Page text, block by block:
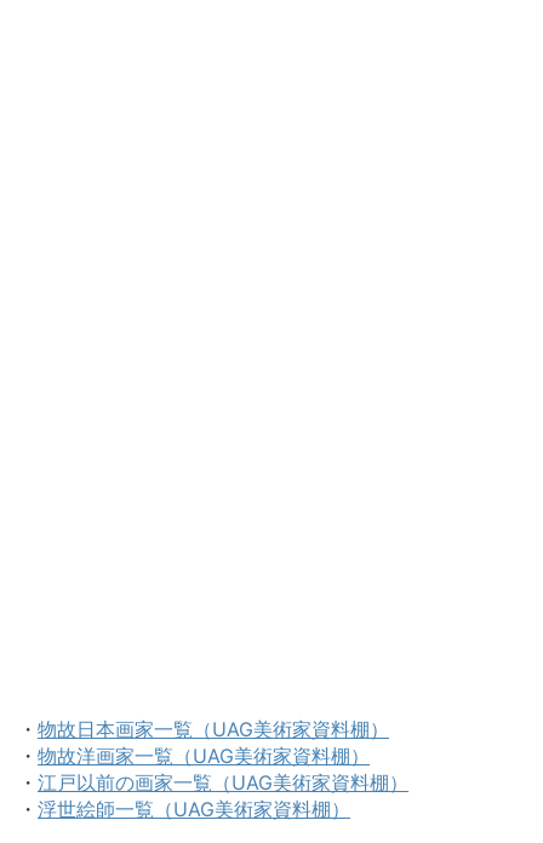
・ 物故日本画家一覧（UAG美術家資料棚）
・ 物故洋画家一覧（UAG美術家資料棚）
・ 江戸以前の画家一覧（UAG美術家資料棚）
・ 浮世絵師一覧（UAG美術家資料棚）